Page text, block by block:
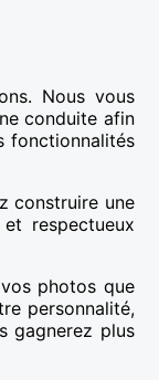
Nous vous
conduite afin
fonctionnalités
construire une
respectueux
vos photos que
personnalité,
gagnerez plus